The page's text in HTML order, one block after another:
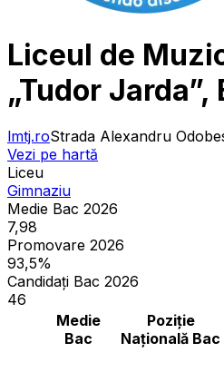
Liceul de
„Tudor
lmtj.roStrada Alexandru
Vezi pe hartă
Liceu
Gimnaziu
Medie Bac 2026
7,98
Promovare 2026
93,5%
Candidați Bac 2026
46
Medie
Bac
Poziție
Națională Bac